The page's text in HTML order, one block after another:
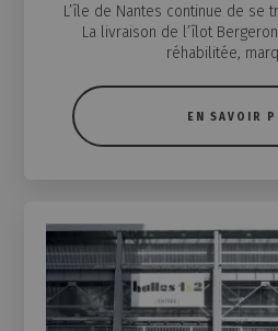
L’île de Nantes continue de se
La livraison de l’îlot
réhabilitée,
EN SAVOIR